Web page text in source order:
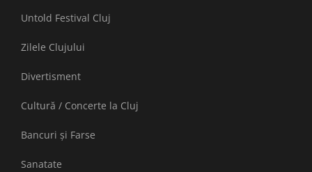
Untold Festival Cluj
Zilele Clujului
Divertisment
Cultură / Concerte la Cluj
Bancuri și Farse
Sanatate